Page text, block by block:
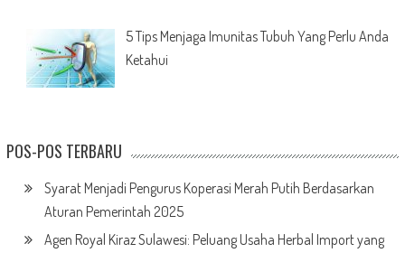
5 Tips Menjaga Imunitas Tubuh Yang Perlu Anda
Ketahui
POS-POS TERBARU
Syarat Menjadi Pengurus Koperasi Merah Putih Berdasarkan
Aturan Pemerintah 2025
Agen Royal Kiraz Sulawesi: Peluang Usaha Herbal Import yang